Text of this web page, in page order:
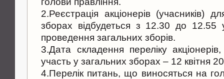
2.Реєстрація акціонерів (учасників)
зборах відбудеться з 12.30 до
проведення загальних зборів.
3.Дата складення переліку
участь у загальних зборах – 12 квітня
4.Перелік питань, що виносяться на